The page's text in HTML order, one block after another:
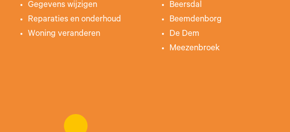
Gegevens wijzigen
Reparaties en onderhoud
Woning veranderen
Beersdal
Beemdenborg
De Dem
Meezenbroek